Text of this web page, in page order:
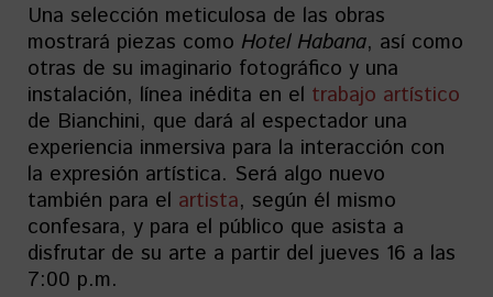
Una selección meticulosa de las obras
mostrará piezas como Hotel Habana, así como
otras de su imaginario fotográfico y una
instalación, línea inédita en el trabajo artístico
de Bianchini, que dará al espectador una
experiencia inmersiva para la interacción con
la expresión artística. Será algo nuevo
también para el artista, según él mismo
confesara, y para el público que asista a
disfrutar de su arte a partir del jueves 16 a las
7:00 p.m.